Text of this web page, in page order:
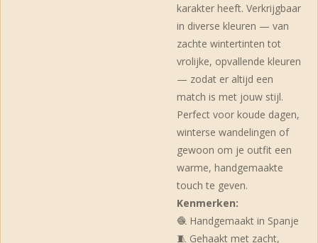
karakter heeft. Verkrijgbaar
in diverse kleuren — van
zachte wintertinten tot
vrolijke, opvallende kleuren
— zodat er altijd een
match is met jouw stijl.
Perfect voor koude dagen,
winterse wandelingen of
gewoon om je outfit een
warme, handgemaakte
touch te geven.
Kenmerken:
🧶 Handgemaakt in Spanje
🧵 Gehaakt met zacht,